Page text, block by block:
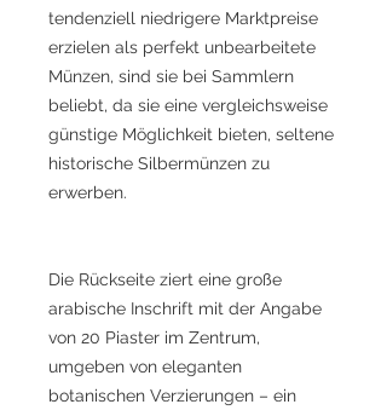
tendenziell niedrigere Marktpreise
erzielen als perfekt unbearbeitete
Münzen, sind sie bei Sammlern
beliebt, da sie eine vergleichsweise
günstige Möglichkeit bieten, seltene
historische Silbermünzen zu
erwerben.
Die Rückseite ziert eine große
arabische Inschrift mit der Angabe
von 20 Piaster im Zentrum,
umgeben von eleganten
botanischen Verzierungen – ein